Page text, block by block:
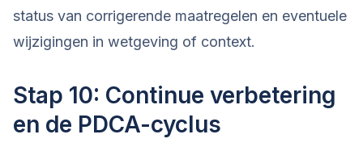
status van corrigerende maatregelen en eventuele
wijzigingen in wetgeving of context.
Stap 10: Continue verbetering
en de PDCA-cyclus